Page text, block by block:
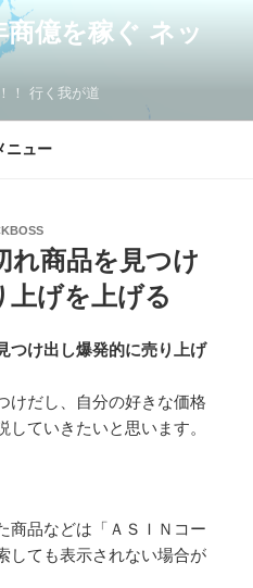
億を稼ぐ ネッ
！ 行く我が道
ニュー
れ商品を見つけ
上げを上げる
つけ出し爆発的に売り上げ
けだし、自分の好きな価格
ていきたいと思います。
商品などは「ＡＳＩＮコー
しても表示されない場合が